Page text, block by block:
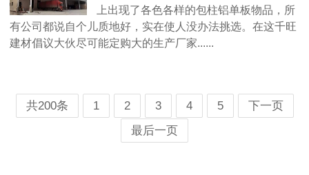
上出现了各色各样的包柱铝单板物品，所
有公司都说自个儿质地好，实在使人没办法挑选。在这千旺
建材倡议大伙尽可能定购大的生产厂家......
共200条 1 2 3 4 5
下一页
最后一页